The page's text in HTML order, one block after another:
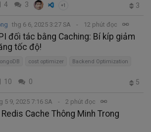
4 3 +1 3
thg 6 6, 2025 3:27 SA 12 phút đọc
đối tác bằng Caching: Bí kíp giảm
tốc độ!
cost optimizer
Backend Optimization
10 0 5
5 9, 2025 7:16 SA 2 phút đọc
Cache Thông Minh Trong